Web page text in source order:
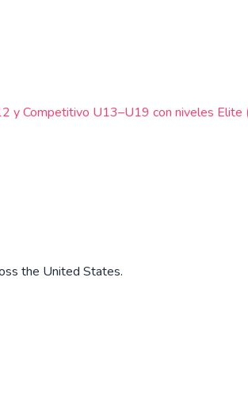
y Competitivo U13–U19 con niveles Elite
the United States.